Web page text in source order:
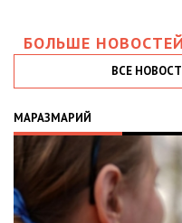
БОЛЬШЕ
ВСЕ
МАРАЗМАРИЙ